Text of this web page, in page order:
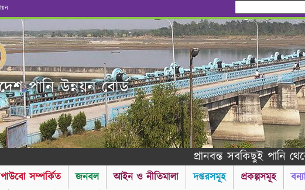
পানি উন্নয়ন বোর্ড
প্রানবন্ত সবকিছুই পানি থেকে
সম্পর্কিত জনবল আইন ও নীতিমালা দপ্তরসমূহ প্রকল্পসমূহ